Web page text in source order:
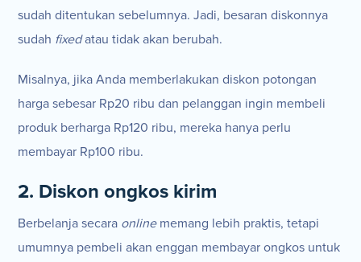
sudah ditentukan sebelumnya. Jadi, besaran diskonnya
sudah fixedatau tidak akan berubah.
Misalnya, jika Anda memberlakukan diskon potongan
harga sebesar Rp20 ribu dan pelanggan ingin membeli
produk berharga Rp120 ribu, mereka hanya perlu
membayar Rp100 ribu.
2. Diskon ongkos kirim
Berbelanja secara online memang lebih praktis, tetapi
umumnya pembeli akan enggan membayar ongkos untuk